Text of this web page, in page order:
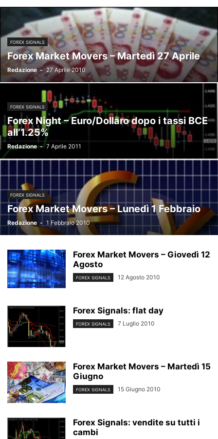
FOREX SIGNALS
Forex Market Movers – Martedì 27 Aprile
Redazione - 27 Aprile 2010
FOREX SIGNALS
Forex Night – Euro/Dollaro dopo i tassi BCE
all’1.25%
Redazione - 7 Aprile 2011
FOREX SIGNALS
Forex Market Movers – Lunedì 1 Febbraio
Redazione - 1 Febbraio 2010
Forex Market Movers – Giovedì 12
Agosto
FOREX SIGNALS 12 Agosto 2010
Forex Signals: flat day
FOREX SIGNALS 7 Luglio 2010
Forex Market Movers – Martedì 15
Giugno
FOREX SIGNALS 15 Giugno 2010
Forex Signals: vendite su tutti i
cambi